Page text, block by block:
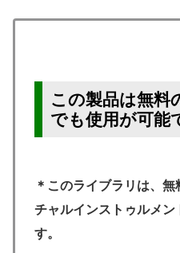
この製品は無
でも使用が可能
＊このライブラリは、
チャルインストゥルメン
す。